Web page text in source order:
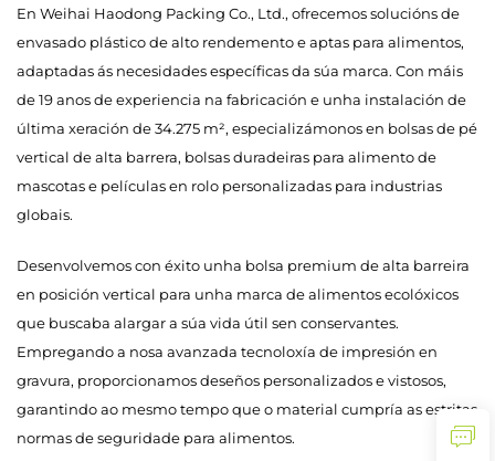
En Weihai Haodong Packing Co., Ltd., ofrecemos solucións de
envasado plástico de alto rendemento e aptas para alimentos,
adaptadas ás necesidades específicas da súa marca. Con máis
de 19 anos de experiencia na fabricación e unha instalación de
última xeración de 34.275 m², especializámonos en bolsas de pé
vertical de alta barrera, bolsas duradeiras para alimento de
mascotas e películas en rolo personalizadas para industrias
globais.
Desenvolvemos con éxito unha bolsa premium de alta barreira
en posición vertical para unha marca de alimentos ecolóxicos
que buscaba alargar a súa vida útil sen conservantes.
Empregando a nosa avanzada tecnoloxía de impresión en
gravura, proporcionamos deseños personalizados e vistosos,
garantindo ao mesmo tempo que o material cumpría as estritas
normas de seguridade para alimentos.